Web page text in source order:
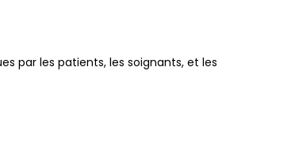
par les patients, les soignants, et les